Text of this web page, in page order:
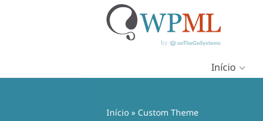
Início
Início » Custom Theme